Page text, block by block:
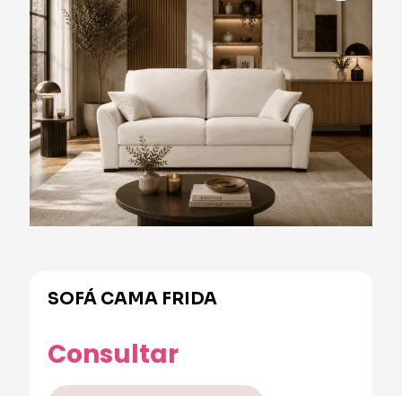
SOFÁ CAMA FRIDA
Consultar